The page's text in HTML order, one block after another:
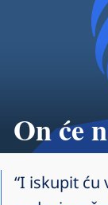
On će
“I iskupit ću